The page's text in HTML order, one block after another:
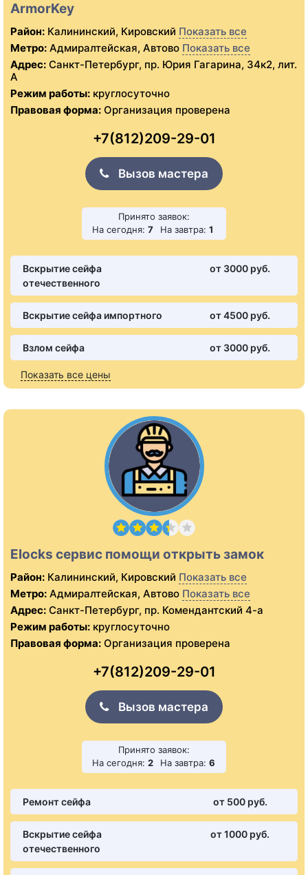
ArmorKey
Район: Калининский, Кировский Показать все
Метро: Адмиралтейская, Автово Показать все
Адрес: Санкт-Петербург, пр. Юрия Гагарина, 34к2, лит.
А
Режим работы: круглосуточно
Правовая форма: Организация проверена
+7(812)209-29-01
Вызов мастера
Принято заявок:
На сегодня: 7 На завтра: 1
Вскрытие сейфа
отечественного
от 3000 pуб.
Вскрытие сейфа импортного от 4500 pуб.
Взлом сейфа от 3000 pуб.
Показать все цены
Elocks сервис помощи открыть замок
Район: Калининский, Кировский Показать все
Метро: Адмиралтейская, Автово Показать все
Адрес: Санкт-Петербург, пр. Комендантский 4-а
Режим работы: круглосуточно
Правовая форма: Организация проверена
+7(812)209-29-01
Вызов мастера
Принято заявок:
На сегодня: 2 На завтра: 6
Ремонт сейфа от 500 pуб.
Вскрытие сейфа
отечественного
от 1000 pуб.